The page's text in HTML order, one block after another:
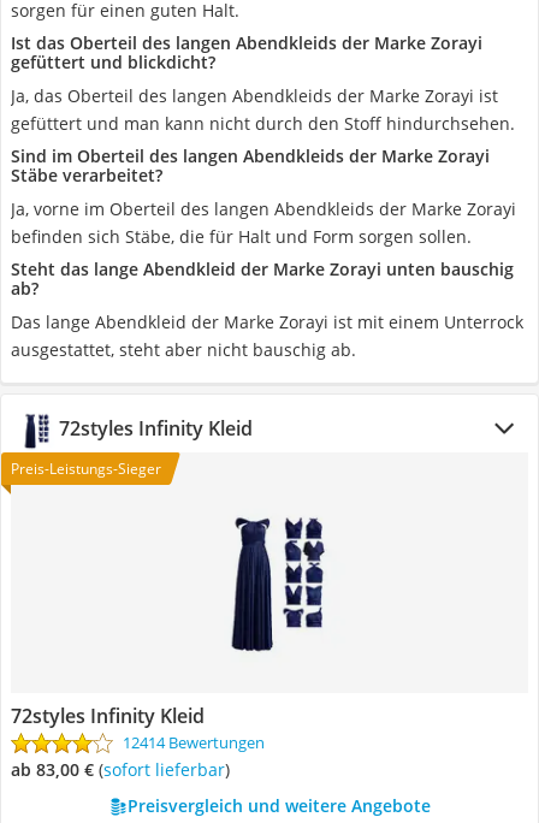
sorgen für einen guten Halt.
Ist das Oberteil des langen Abendkleids der Marke Zorayi
gefüttert und blickdicht?
Ja, das Oberteil des langen Abendkleids der Marke Zorayi ist
gefüttert und man kann nicht durch den Stoff hindurchsehen.
Sind im Oberteil des langen Abendkleids der Marke Zorayi
Stäbe verarbeitet?
Ja, vorne im Oberteil des langen Abendkleids der Marke Zorayi
befinden sich Stäbe, die für Halt und Form sorgen sollen.
Steht das lange Abendkleid der Marke Zorayi unten bauschig
ab?
Das lange Abendkleid der Marke Zorayi ist mit einem Unterrock
ausgestattet, steht aber nicht bauschig ab.
72styles Infinity Kleid
Preis-Leistungs-Sieger
72styles Infinity Kleid
12414 Bewertungen
ab 83,00 € ( Sofort lieferbar)
Preisvergleich und weitere Angebote